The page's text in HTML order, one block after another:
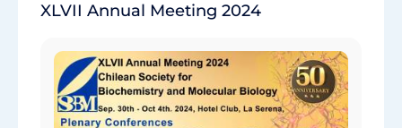
XLVII Annual Meeting 2024